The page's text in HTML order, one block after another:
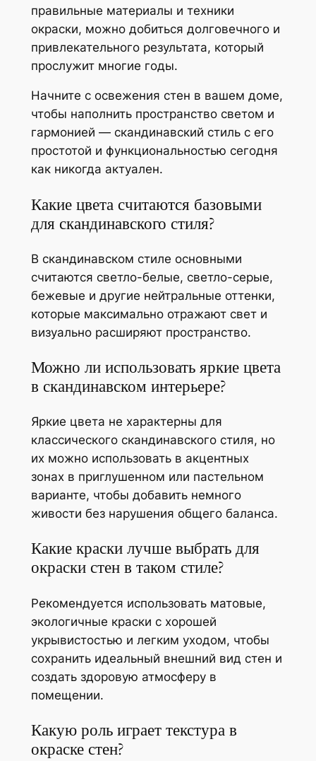
правильные материалы и техники
окраски, можно добиться долговечного и
привлекательного результата, который
прослужит многие годы.
Начните с освежения стен в вашем доме,
чтобы наполнить пространство светом и
гармонией — скандинавский стиль с его
простотой и функциональностью сегодня
как никогда актуален.
Какие цвета считаются базовыми
для скандинавского стиля?
В скандинавском стиле основными
считаются светло-белые, светло-серые,
бежевые и другие нейтральные оттенки,
которые максимально отражают свет и
визуально расширяют пространство.
Можно ли использовать яркие цвета
в скандинавском интерьере?
Яркие цвета не характерны для
классического скандинавского стиля, но
их можно использовать в акцентных
зонах в приглушенном или пастельном
варианте, чтобы добавить немного
живости без нарушения общего баланса.
Какие краски лучше выбрать для
окраски стен в таком стиле?
Рекомендуется использовать матовые,
экологичные краски с хорошей
укрывистостью и легким уходом, чтобы
сохранить идеальный внешний вид стен и
создать здоровую атмосферу в
помещении.
Какую роль играет текстура в
окраске стен?